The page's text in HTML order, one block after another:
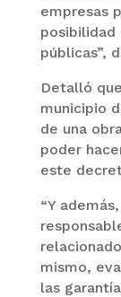
empresas
posibilidad
públicas”,
Detalló
municipio
de una
poder
este
“Y
mismo,
las